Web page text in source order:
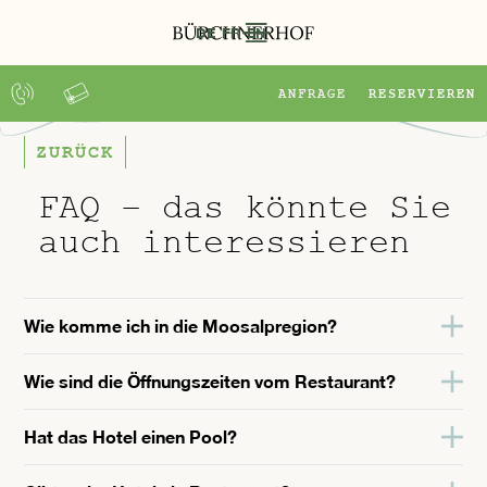
DE FR EN
ANFRAGE RESERVIEREN
ZURÜCK
FAQ – das könnte Sie
auch interessieren
Wie komme ich in die Moosalpregion?
Mit dem Auto: Von Visp Richtung Bürchen,
von Visp mit dem Bus. Haltestelle Bürchen,
Wie sind die Öffnungszeiten vom Restaurant?
Täglich offen von 08.00-22.00. Während der
Hat das Hotel einen Pool?